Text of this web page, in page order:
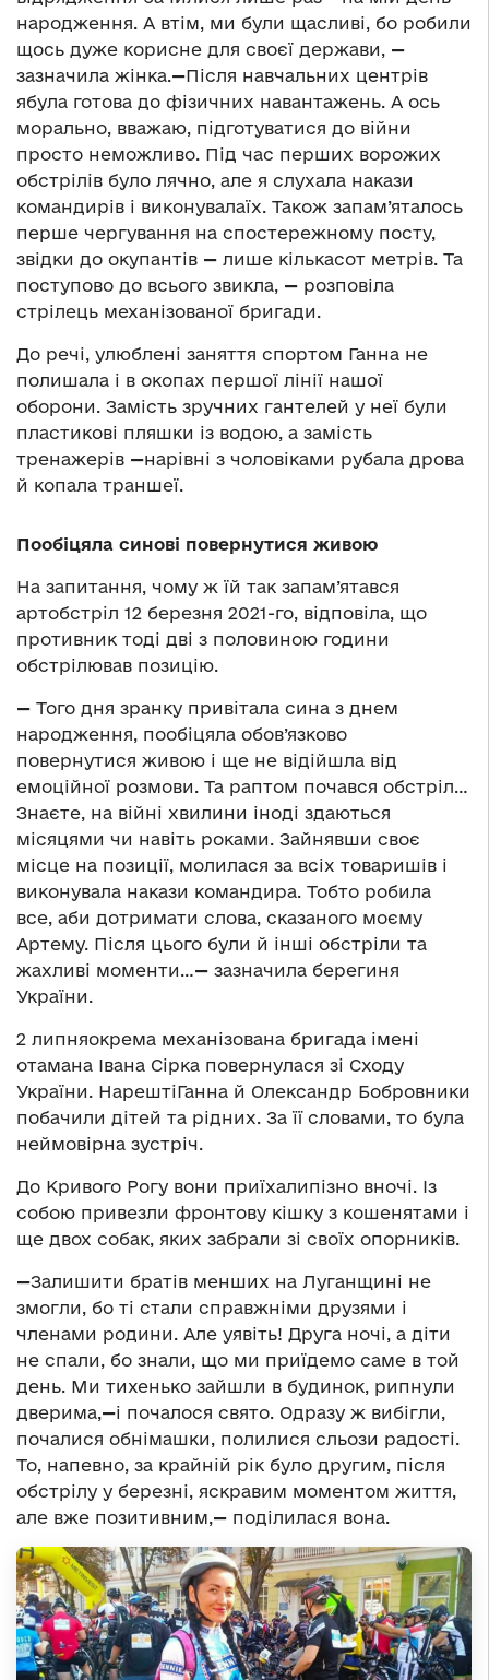
народження. А втім, ми були щасливі, бо робили
щось дуже корисне для своєї держави, —
зазначила жінка.—Після навчальних центрів
ябула готова до фізичних навантажень. А ось
морально, вважаю, підготуватися до війни
просто неможливо. Під час перших ворожих
обстрілів було лячно, але я слухала накази
командирів і виконувалаїх. Також запам’яталось
перше чергування на спостережному посту,
звідки до окупантів — лише кількасот метрів. Та
поступово до всього звикла, — розповіла
стрілець механізованої бригади.
До речі, улюблені заняття спортом Ганна не
полишала і в окопах першої лінії нашої
оборони. Замість зручних гантелей у неї були
пластикові пляшки із водою, а замість
тренажерів —нарівні з чоловіками рубала дрова
й копала траншеї.
Пообіцяла синові повернутися живою
На запитання, чому ж їй так запам’ятався
артобстріл 12 березня 2021-го, відповіла, що
противник тоді дві з половиною години
обстрілював позицію.
— Того дня зранку привітала сина з днем
народження, пообіцяла обов’язково
повернутися живою і ще не відійшла від
емоційної розмови. Та раптом почався обстріл…
Знаєте, на війні хвилини іноді здаються
місяцями чи навіть роками. Зайнявши своє
місце на позиції, молилася за всіх товаришів і
виконувала накази командира. Тобто робила
все, аби дотримати слова, сказаного моєму
Артему. Після цього були й інші обстріли та
жахливі моменти…— зазначила берегиня
України.
2 липняокрема механізована бригада імені
отамана Івана Сірка повернулася зі Сходу
України. НарештіГанна й Олександр Бобровники
побачили дітей та рідних. За її словами, то була
неймовірна зустріч.
До Кривого Рогу вони приїхалипізно вночі. Із
собою привезли фронтову кішку з кошенятами і
ще двох собак, яких забрали зі своїх опорників.
—Залишити братів менших на Луганщині не
змогли, бо ті стали справжніми друзями і
членами родини. Але уявіть! Друга ночі, а діти
не спали, бо знали, що ми приїдемо саме в той
день. Ми тихенько зайшли в будинок, рипнули
дверима,—і почалося свято. Одразу ж вибігли,
почалися обнімашки, полилися сльози радості.
То, напевно, за крайній рік було другим, після
обстрілу у березні, яскравим моментом життя,
але вже позитивним,— поділилася вона.